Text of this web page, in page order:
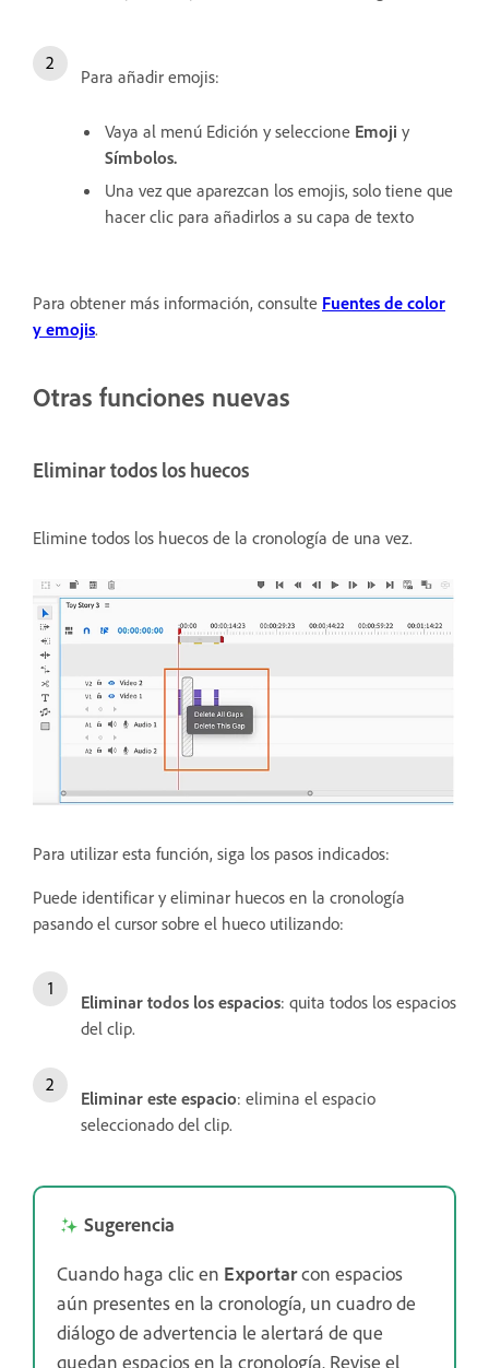
Para añadir emojis:
Vaya al menú Edición y seleccione Emoji y
Símbolos.
Una vez que aparezcan los emojis, solo tiene que
hacer clic para añadirlos a su capa de texto
Para obtener más información, consulte Fuentes de color
y emojis.
Otras funciones nuevas
Eliminar todos los huecos
Elimine todos los huecos de la cronología de una vez.
Para utilizar esta función, siga los pasos indicados:
Puede identificar y eliminar huecos en la cronología
pasando el cursor sobre el hueco utilizando:
Eliminar todos los espacios: quita todos los espacios
del clip.
Eliminar este espacio: elimina el espacio
seleccionado del clip.
Sugerencia
Cuando haga clic en Exportarcon espacios
aún presentes en la cronología, un cuadro de
diálogo de advertencia le alertará de que
quedan espacios en la cronología. Revise el